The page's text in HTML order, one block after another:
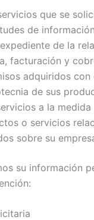
que se
de
de la
facturación y
adquiridos
de sus
a la
o servicios
sobre su
su información